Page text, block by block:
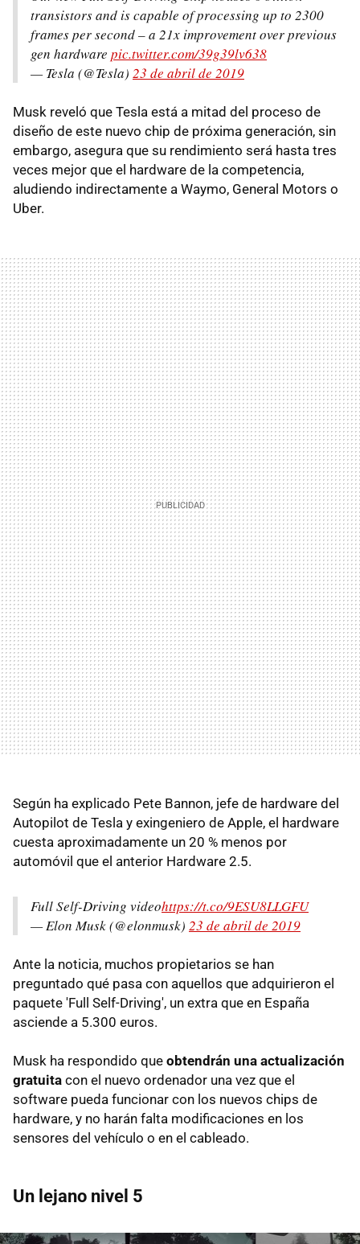
transistors and is capable of processing up to 2300
frames per second – a 21x improvement over previous
gen hardware pic.twitter.com/39g39lv638
— Tesla (@Tesla) 23 de abril de 2019
Musk reveló que Tesla está a mitad del proceso de
diseño de este nuevo chip de próxima generación, sin
embargo, asegura que su rendimiento será hasta tres
veces mejor que el hardware de la competencia,
aludiendo indirectamente a Waymo, General Motors o
Uber.
Según ha explicado Pete Bannon, jefe de hardware del
Autopilot de Tesla y exingeniero de Apple, el hardware
cuesta aproximadamente un 20 % menos por
automóvil que el anterior Hardware 2.5.
Full Self-Driving videohttps://t.co/9ESU8LLGFU
— Elon Musk (@elonmusk) 23 de abril de 2019
Ante la noticia, muchos propietarios se han
preguntado qué pasa con aquellos que adquirieron el
paquete 'Full Self-Driving', un extra que en España
asciende a 5.300 euros.
Musk ha respondido que obtendrán una actualización
gratuita con el nuevo ordenador una vez que el
software pueda funcionar con los nuevos chips de
hardware, y no harán falta modificaciones en los
sensores del vehículo o en el cableado.
Un lejano nivel 5